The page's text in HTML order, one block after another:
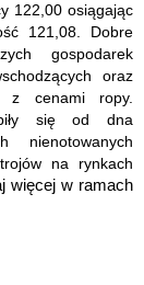
122,00 osiągając
121,08. Dobre
gospodarek
oraz
z cenami ropy.
się od dna
nienotowanych
na rynkach
więcej w ramach